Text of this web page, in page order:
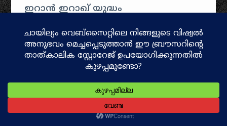
ഇറാൻ ഇറാഖ് യുദ്ധം
(അറബ്യൻ ഗൾഫിലെ നദീതീരം)
നിയന്ത്രണത്തെക്കുറിച്ചുള്ള
ദീർഘകാല തർക്കമായിരുന്നു
പ്രധാനം. 1975-ലെ അൽജീയർസ്
ഉടമ്പടി ഇറാഖിന്
അപമാനകരമായിരുന്നു; സദ്ദാം